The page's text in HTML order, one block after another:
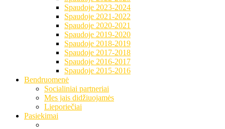
Spaudoje 2023-2024
Spaudoje 2021-2022
Spaudoje 2020-2021
Spaudoje 2019-2020
Spaudoje 2018-2019
Spaudoje 2017-2018
Spaudoje 2016-2017
Spaudoje 2015-2016
Bendruomenė
Socialiniai partneriai
Mes jais didžiuojamės
Lieporiečiai
Pasiekimai